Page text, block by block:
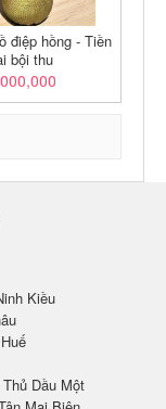
điệp hồng - Tiền
bội thu
Kiều
Dầu Một